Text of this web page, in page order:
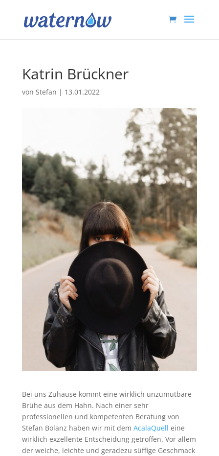
Katrin Brückner
von Stefan | 13.01.2022
Bei uns Zuhause kommt eine wirklich unzumutbare
Brühe aus dem Hahn. Nach einer sehr
professionellen und kompetenten Beratung von
Stefan Bolanz haben wir mit dem AcalaQuell eine
wirklich exzellente Entscheidung getroffen. Vor allem
der weiche, leichte und geradezu süffige Geschmack